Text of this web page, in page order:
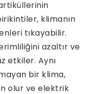
klimanın
tıkayabilir.
azaltır ve
etkiler. Aynı
bir klima,
olur ve elektrik